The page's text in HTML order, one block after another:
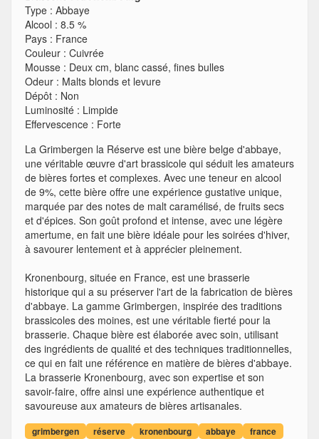
Type : Abbaye
Alcool : 8.5 %
Pays : France
Couleur : Cuivrée
Mousse : Deux cm, blanc cassé, fines bulles
Odeur : Malts blonds et levure
Dépôt : Non
Luminosité : Limpide
Effervescence : Forte
La Grimbergen la Réserve est une bière belge d'abbaye,
une véritable œuvre d'art brassicole qui séduit les amateurs
de bières fortes et complexes. Avec une teneur en alcool
de 9%, cette bière offre une expérience gustative unique,
marquée par des notes de malt caramélisé, de fruits secs
et d'épices. Son goût profond et intense, avec une légère
amertume, en fait une bière idéale pour les soirées d'hiver,
à savourer lentement et à apprécier pleinement.
Kronenbourg, située en France, est une brasserie
historique qui a su préserver l'art de la fabrication de bières
d'abbaye. La gamme Grimbergen, inspirée des traditions
brassicoles des moines, est une véritable fierté pour la
brasserie. Chaque bière est élaborée avec soin, utilisant
des ingrédients de qualité et des techniques traditionnelles,
ce qui en fait une référence en matière de bières d'abbaye.
La brasserie Kronenbourg, avec son expertise et son
savoir-faire, offre ainsi une expérience authentique et
savoureuse aux amateurs de bières artisanales.
grimbergen réserve kronenbourg abbaye france